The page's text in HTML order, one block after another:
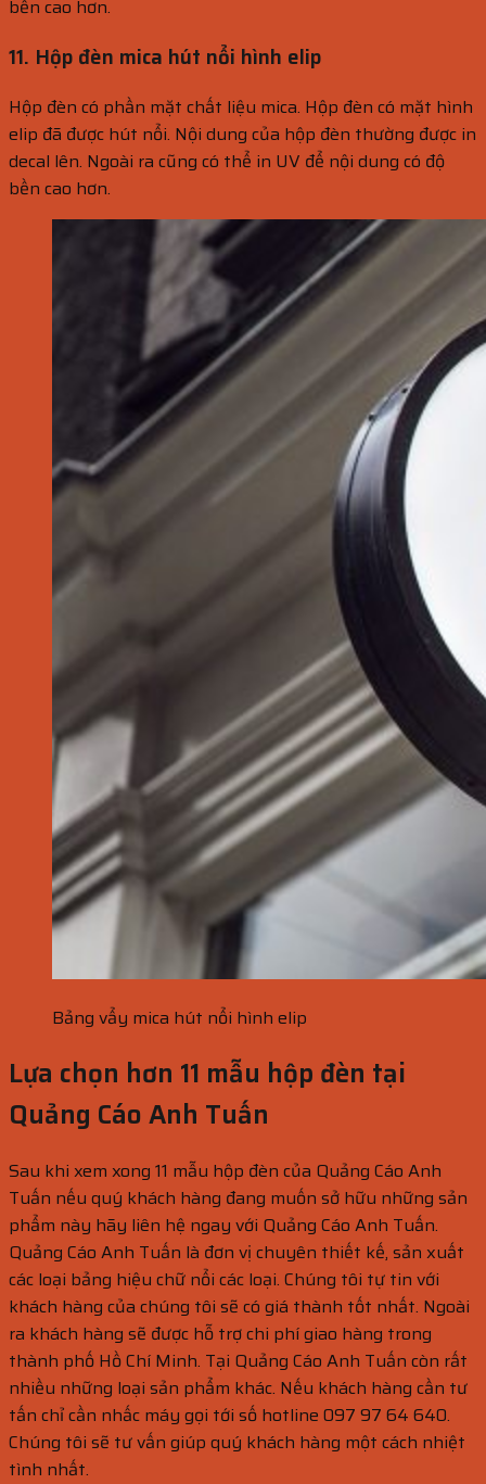
bền cao hơn.
11. Hộp đèn mica hút nổi hình elip
Hộp đèn có phần mặt chất liệu mica. Hộp đèn có mặt hình
elip đã được hút nổi. Nội dung của hộp đèn thường được in
decal lên. Ngoài ra cũng có thể in UV để nội dung có độ
bền cao hơn.
Bảng vẩy mica hút nổi hình elip
Lựa chọn hơn 11 mẫu hộp đèn tại
Quảng Cáo Anh Tuấn
Sau khi xem xong 11 mẫu hộp đèn của Quảng Cáo Anh
Tuấn nếu quý khách hàng đang muốn sở hữu những sản
phẩm này hãy liên hệ ngay với Quảng Cáo Anh Tuấn.
Quảng Cáo Anh Tuấn là đơn vị chuyên thiết kế, sản xuất
các loại bảng hiệu chữ nổi các loại. Chúng tôi tự tin với
khách hàng của chúng tôi sẽ có giá thành tốt nhất. Ngoài
ra khách hàng sẽ được hỗ trợ chi phí giao hàng trong
thành phố Hồ Chí Minh. Tại Quảng Cáo Anh Tuấn còn rất
nhiều những loại sản phẩm khác. Nếu khách hàng cần tư
tấn chỉ cần nhấc máy gọi tới số hotline 097 97 64 640.
Chúng tôi sẽ tư vấn giúp quý khách hàng một cách nhiệt
tình nhất.